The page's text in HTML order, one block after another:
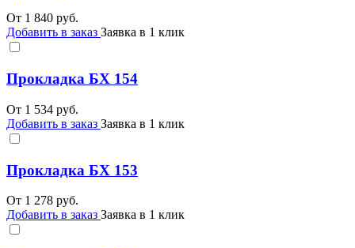
От 1 840 руб.
Добавить в заказ Заявка в 1 клик
Прокладка БХ 154
От 1 534 руб.
Добавить в заказ Заявка в 1 клик
Прокладка БХ 153
От 1 278 руб.
Добавить в заказ Заявка в 1 клик